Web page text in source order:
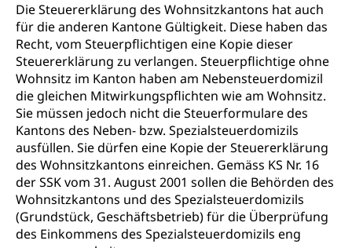
Die Steuererklärung des Wohnsitzkantons hat auch
für die anderen Kantone Gültigkeit. Diese haben das
Recht, vom Steuerpflichtigen eine Kopie dieser
Steuererklärung zu verlangen. Steuerpflichtige ohne
Wohnsitz im Kanton haben am Nebensteuerdomizil
die gleichen Mitwirkungspflichten wie am Wohnsitz.
Sie müssen jedoch nicht die Steuerformulare des
Kantons des Neben- bzw. Spezialsteuerdomizils
ausfüllen. Sie dürfen eine Kopie der Steuererklärung
des Wohnsitzkantons einreichen. Gemäss KS Nr. 16
der SSK vom 31. August 2001 sollen die Behörden des
Wohnsitzkantons und des Spezialsteuerdomizils
(Grundstück, Geschäftsbetrieb) für die Überprüfung
des Einkommens des Spezialsteuerdomizils eng
Grundbuch
Grundbuchplan mit Eigentümerabfrage
(Geoportal)
Luft und Klima
Luftreinhaltung, Luftverschmutzung, Klimaschutz,
Klimaveränderung, Treibhauseffekt
Atmosphäre, Luft, Klima (Geoportal)
Klima
Raumplanung
Raumplan, Nutzungsplan
Raumdatenpool
Richtplanung Kanton Luzern (ARE)
Raum und Wirtschaft rawi